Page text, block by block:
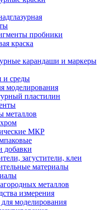
пробники
краска
карандаши и маркеры
и среды
моделирования
пластилин
металлов
МКР
добавки
загустители, клеи
материалы
металлов
измерения
моделирования